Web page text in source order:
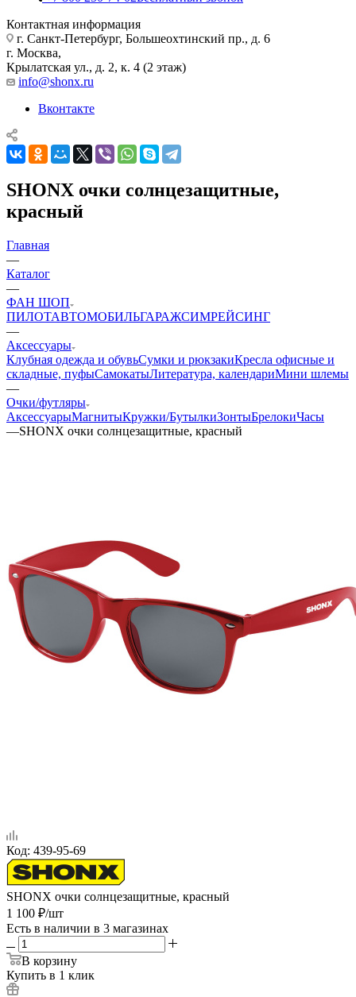
Контактная информация
г. Санкт-Петербург, Большеохтинский пр., д. 6
г. Москва,
Крылатская ул., д. 2, к. 4 (2 этаж)
info@shonx.ru
Вконтакте
SHONX очки солнцезащитные,
красный
Главная
—
Каталог
—
ФАН ШОП
ПИЛОТАВТОМОБИЛЬГАРАЖСИМРЕЙСИНГ
—
Аксессуары
Клубная одежда и обувьСумки и рюкзакиКресла офисные и
складные, пуфыСамокатыЛитература, календариМини шлемы
—
Очки/футляры
АксессуарыМагнитыКружки/БутылкиЗонтыБрелокиЧасы
—SHONX очки солнцезащитные, красный
Код: 439-95-69
SHONX очки солнцезащитные, красный
1 100 ₽/шт
Есть в наличии в 3 магазинах
В корзину
Купить в 1 клик